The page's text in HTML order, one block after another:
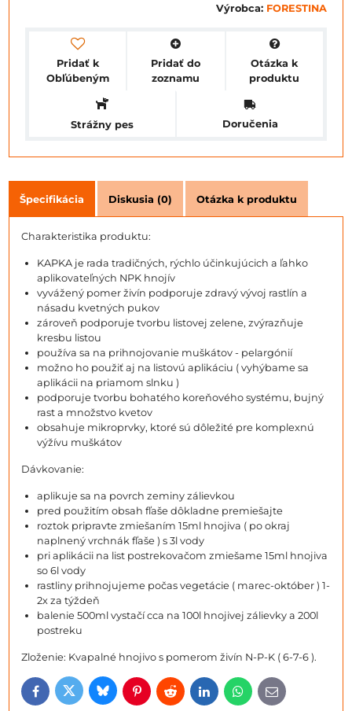
Výrobca: FORESTINA
Pridať k
Obľúbeným
Pridať do
zoznamu
Otázka k
produktu
Strážny pes Doručenia
Špecifikácia Diskusia (0) Otázka k produktu
Charakteristika produktu:
KAPKA je rada tradičných, rýchlo účinkujúcich a ľahko
aplikovateľných NPK hnojív
vyvážený pomer živín podporuje zdravý vývoj rastlín a
násadu kvetných pukov
zároveň podporuje tvorbu listovej zelene, zvýrazňuje
kresbu listou
používa sa na prihnojovanie muškátov - pelargónií
možno ho použiť aj na listovú aplikáciu ( vyhýbame sa
aplikácii na priamom slnku )
podporuje tvorbu bohatého koreňového systému, bujný
rast a množstvo kvetov
obsahuje mikroprvky, ktoré sú dôležité pre komplexnú
výžívu muškátov
Dávkovanie:
aplikuje sa na povrch zeminy zálievkou
pred použitím obsah fľaše dôkladne premiešajte
roztok pripravte zmiešaním 15ml hnojiva ( po okraj
naplnený vrchnák fľaše ) s 3l vody
pri aplikácii na list postrekovačom zmiešame 15ml hnojiva
so 6l vody
rastliny prihnojujeme počas vegetácie ( marec-október ) 1-
2x za týždeň
balenie 500ml vystačí cca na 100l hnojivej zálievky a 200l
postreku
Zloženie: Kvapalné hnojivo s pomerom živín N-P-K ( 6-7-6 ).
FacebookTwitterBlueskyPinterestRedditLinkedInWhatsApp
E-
mail